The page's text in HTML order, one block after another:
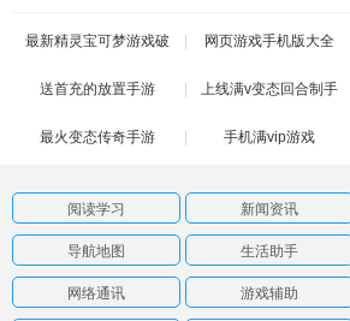
最新精灵宝可梦游戏破
解版
网页游戏手机版大全
送首充的放置手游 上线满v变态回合制手
游
最火变态传奇手游 手机满vip游戏
阅读学习 新闻资讯
导航地图 生活助手
网络通讯 游戏辅助